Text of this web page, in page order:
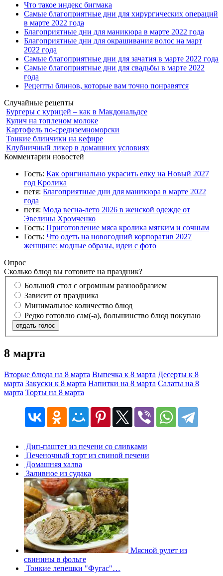
Что такое индекс бигмака
Самые благоприятные дни для хирургических операций
в марте 2022 года
Благоприятные дни для маникюра в марте 2022 года
Благоприятные дни для окрашивания волос на март
2022 года
Самые благоприятные дни для зачатия в марте 2022 года
Самые благоприятные дни для свадьбы в марте 2022
года
Рецепты блинов, которые вам точно понравятся
Случайные рецепты
Бургеры с курицей – как в Макдональдсе
Кулич на топленом молоке
Картофель по-средиземноморски
Тонкие блинчики на кефире
Клубничный ликер в домашних условиях
Комментарии новостей
Гость: Как оригинально украсить елку на Новый 2027
год Кролика
петя: Благоприятные дни для маникюра в марте 2022
года
петя: Мода весна-лето 2026 в женской одежде от
Эвелины Хромченко
Гость: Приготовление мяса кролика мягким и сочным
Гость: Что одеть на новогодний корпоратив 2027
женщине: модные образы, идеи с фото
Опрос
Сколько блюд вы готовите на праздник?
Большой стол с огромным разнообразием
Зависит от праздника
Минимальное количество блюд
Редко готовлю сам(-а), большинство блюд покупаю
отдать голос
8 марта
Вторые блюда на 8 марта Выпечка к 8 марта Десерты к 8
марта Закуски к 8 марта Напитки на 8 марта Салаты на 8
марта Торты на 8 марта
Дип-паштет из печени со сливками
Печеночный торт из свиной печени
Домашняя халва
Заливное из судака
Мясной рулет из
свинины в фольге
Тонкие лепешки "Фугас"…